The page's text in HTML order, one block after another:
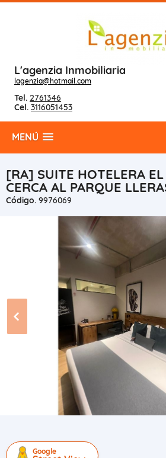
L'agenzia Inmobiliaria
lagenzia@hotmail.com
Tel. 2761346
Cel. 3116051453
MENÚ
[RA] SUITE HOTELERA
CERCA AL PARQUE
Código. 9976069
Google